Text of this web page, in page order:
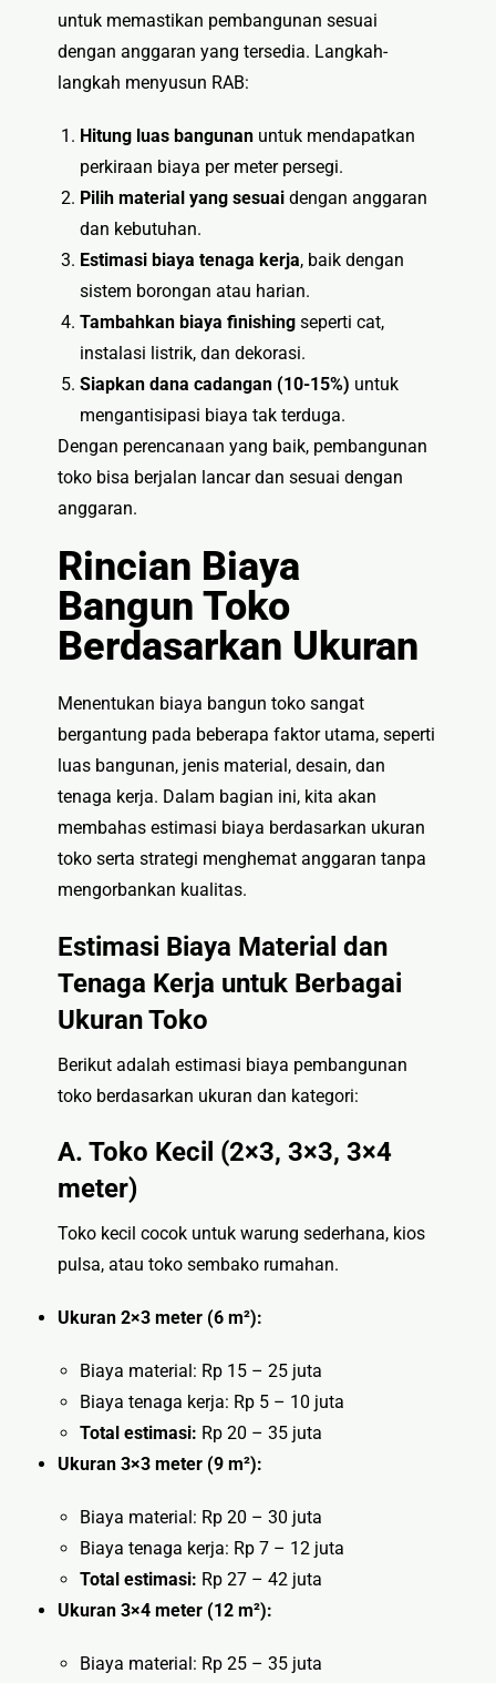
untuk memastikan pembangunan sesuai
dengan anggaran yang tersedia. Langkah-
langkah menyusun RAB:
Hitung luas bangunan untuk mendapatkan
perkiraan biaya per meter persegi.
Pilih material yang sesuai dengan anggaran
dan kebutuhan.
Estimasi biaya tenaga kerja, baik dengan
sistem borongan atau harian.
Tambahkan biaya finishing seperti cat,
instalasi listrik, dan dekorasi.
Siapkan dana cadangan (10-15%) untuk
mengantisipasi biaya tak terduga.
Dengan perencanaan yang baik, pembangunan
toko bisa berjalan lancar dan sesuai dengan
anggaran.
Rincian Biaya
Bangun Toko
Berdasarkan Ukuran
Menentukan biaya bangun toko sangat
bergantung pada beberapa faktor utama, seperti
luas bangunan, jenis material, desain, dan
tenaga kerja. Dalam bagian ini, kita akan
membahas estimasi biaya berdasarkan ukuran
toko serta strategi menghemat anggaran tanpa
mengorbankan kualitas.
Estimasi Biaya Material dan
Tenaga Kerja untuk Berbagai
Ukuran Toko
Berikut adalah estimasi biaya pembangunan
toko berdasarkan ukuran dan kategori:
A. Toko Kecil (2×3, 3×3, 3×4
meter)
Toko kecil cocok untuk warung sederhana, kios
pulsa, atau toko sembako rumahan.
Ukuran 2×3 meter (6 m²):
Biaya material: Rp 15 – 25 juta
Biaya tenaga kerja: Rp 5 – 10 juta
Total estimasi: Rp 20 – 35 juta
Ukuran 3×3 meter (9 m²):
Biaya material: Rp 20 – 30 juta
Biaya tenaga kerja: Rp 7 – 12 juta
Total estimasi: Rp 27 – 42 juta
Ukuran 3×4 meter (12 m²):
Biaya material: Rp 25 – 35 juta